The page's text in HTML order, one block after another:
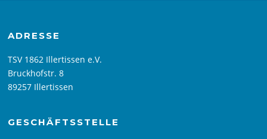
ADRESSE
TSV 1862 Illertissen e.V.
Bruckhofstr. 8
89257 Illertissen
GESCHÄFTSSTELLE